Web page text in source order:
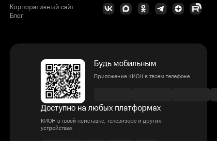
Корпоративный сайт
Блог
Будь мобильным
Приложение КИОН в твоем телефоне
Доступно на любых платформах
КИОН в твоей приставке, телевизоре и других
устройствах